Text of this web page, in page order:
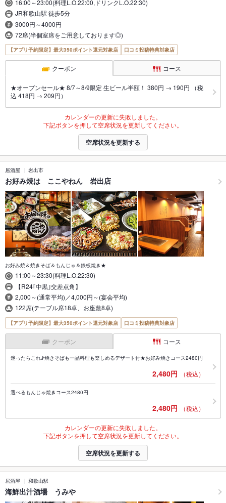
16:00～23:00(料理L.O.22:00,ドリンクL.O.22:30)
JR和歌山駅 徒歩5分
3000円～4000円
72席(半個室席をご用意しております◎)
【アプリ予約限定】最大350ポイント還元対象店 口コミ投稿特典対象店
クーポン コース
★オープンセール★ 8/7～8/9限定 生ビール半額！ 380円 → 190円 （税
込 418円 → 209円）
カレンダーの更新に失敗しました。
下記ボタンを押して空席状況を更新してください。
空席状況を更新する
居酒屋 岩出市
お好み焼は ここやねん 岩出店
お好み焼＆焼きそば＆もんじゃ＆鉄板焼き★
11:00～23:30(料理L.O.22:30)
【R24｢中黒｣交差点角】
2,000～(通常平均)／4,000円～(宴会平均)
122席(テーブル席18卓、お座敷8卓)
【アプリ予約限定】最大350ポイント還元対象店 口コミ投稿特典対象店
クーポン コース
迷ったらこれ♪焼きそばも一品料理も楽しめるデザート付★お好み焼きコース2480円
2,480円 （税込）
選べるもんじゃ焼きコース2480円
2,480円 （税込）
カレンダーの更新に失敗しました。
下記ボタンを押して空席状況を更新してください。
空席状況を更新する
居酒屋 和歌山駅
海鮮出汁酒場 うみや